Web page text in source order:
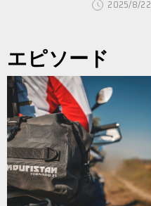
2025/8/22
エピソード